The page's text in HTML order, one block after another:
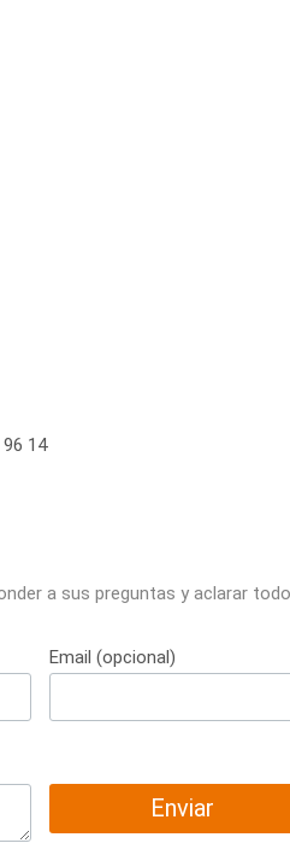
14
a sus preguntas y aclarar
Email (opcional)
Enviar